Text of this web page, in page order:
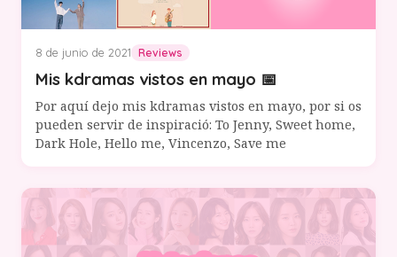
8 de junio de 2021 Reviews
Mis kdramas vistos en mayo 📅
Por aquí dejo mis kdramas vistos en mayo, por si os
pueden servir de inspiració: To Jenny, Sweet home,
Dark Hole, Hello me, Vincenzo, Save me